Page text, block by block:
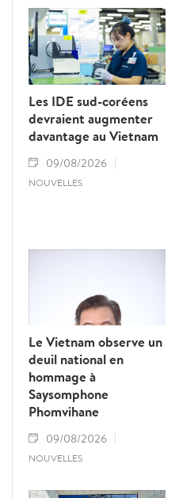
formation, de conseil
en réseau
approfondir le
global renforcé entre
Les IDE sud-coréens
devraient augmenter
davantage au Vietnam
09/08/2026
NOUVELLES
Le Vietnam observe un
deuil national en
hommage à
Saysomphone
Phomvihane
09/08/2026
NOUVELLES